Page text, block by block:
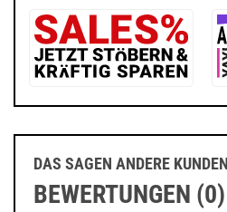
DAS SAGEN ANDERE KUNDEN
BEWERTUNGEN (0)